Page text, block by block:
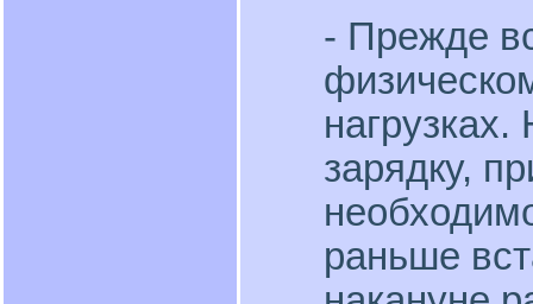
- Прежде
зарядку,
раньше